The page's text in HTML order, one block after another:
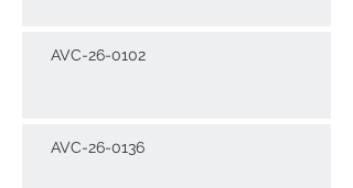
AVC-26-0102
AVC-26-0136